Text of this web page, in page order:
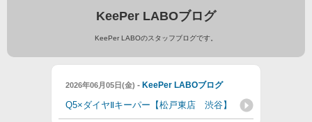
KeePer LABOブログ
KeePer LABOのスタッフブログです。
2026年06月05日(金) - KeePer LABOブログ
Q5×ダイヤⅡキーパー【松戸東店 渋谷】